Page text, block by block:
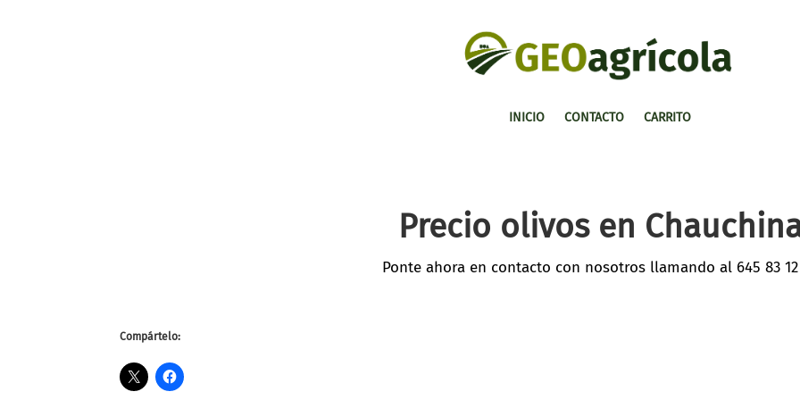
INICIO CONTACTO CARRITO
Precio olivos en
Ponte ahora en contacto con nosotros llamando al 645 83
Compártelo: